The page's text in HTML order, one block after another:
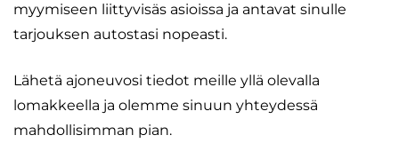
myymiseen liittyvisäs asioissa ja antavat sinulle
tarjouksen autostasi nopeasti.
Lähetä ajoneuvosi tiedot meille yllä olevalla
lomakkeella ja olemme sinuun yhteydessä
mahdollisimman pian.